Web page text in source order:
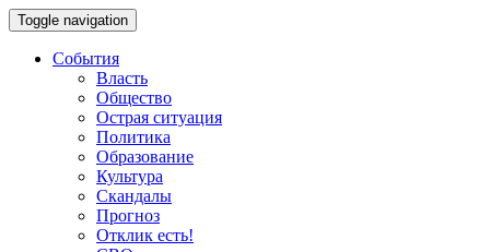
Toggle navigation
События
Власть
Общество
Острая ситуация
Политика
Образование
Культура
Скандалы
Прогноз
Отклик есть!